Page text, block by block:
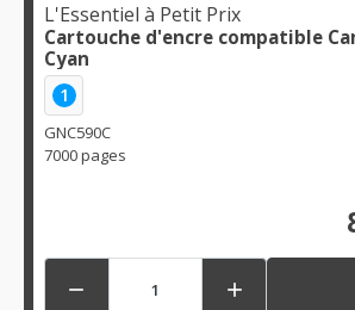
L'Essentiel à Petit Prix
Cartouche d'encre compatible
Cyan
1
GNC590C
7000 pages
 